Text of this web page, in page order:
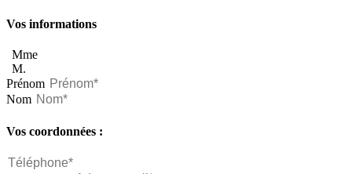
Vos informations
Mme
M.
Prénom
Nom
Vos coordonnées :